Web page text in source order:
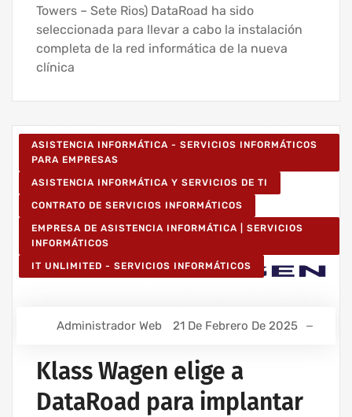
Towers – Sete Rios) DataRoad ha sido
seleccionada para llevar a cabo la instalación
completa de la red informática de la nueva
clínica
ASISTENCIA INFORMÁTICA - SERVICIOS INFORMÁTICOS
PARA EMPRESAS
ASISTENCIA INFORMÁTICA Y SERVICIOS DE TI
CONTRATO DE SERVICIOS INFORMÁTICOS
EMPRESA DE ASISTENCIA INFORMÁTICA | SERVICIOS
INFORMÁTICOS
IT UNLIMITED - SERVICIOS INFORMÁTICOS
Administrador Web 21 De Febrero De 2025
Klass Wagen elige a
DataRoad para implantar